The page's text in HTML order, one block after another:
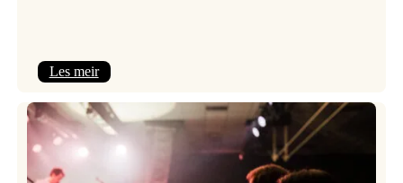
Les meir:
Jazz
søkjer